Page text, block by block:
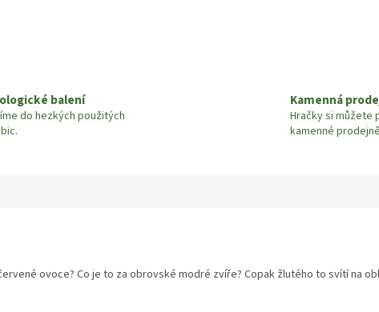
balení
do hezkých použitých
Kamenná
Hračky si můžete
kamenné prodejně
ovoce? Co je to za obrovské modré zvíře? Copak žlutého to svítí na